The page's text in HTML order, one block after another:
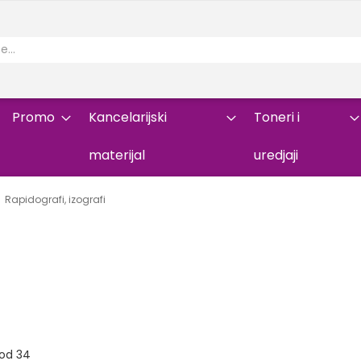
Promo Kancelarijski
materijal
Toneri i
uredjaji
Rapidografi, izografi
34